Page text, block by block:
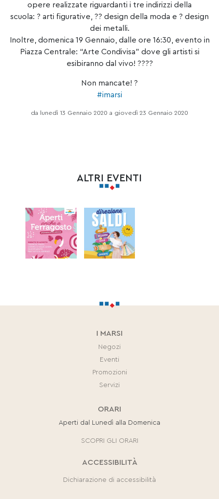
opere realizzate riguardanti i tre indirizzi della
scuola: ? arti figurative, ?? design della moda e ? design
dei metalli.
Inoltre, domenica 19 Gennaio, dalle ore 16:30, evento in
Piazza Centrale: “Arte Condivisa” dove gli artisti si
esibiranno dal vivo! ?‍??‍?
Non mancate! ?
#imarsi
da lunedì 13 Gennaio 2020 a giovedì 23 Gennaio 2020
ALTRI EVENTI
I MARSI
Negozi
Eventi
Promozioni
Servizi
ORARI
Aperti dal Lunedì alla Domenica
SCOPRI GLI ORARI
ACCESSIBILITÀ
Dichiarazione di accessibilità